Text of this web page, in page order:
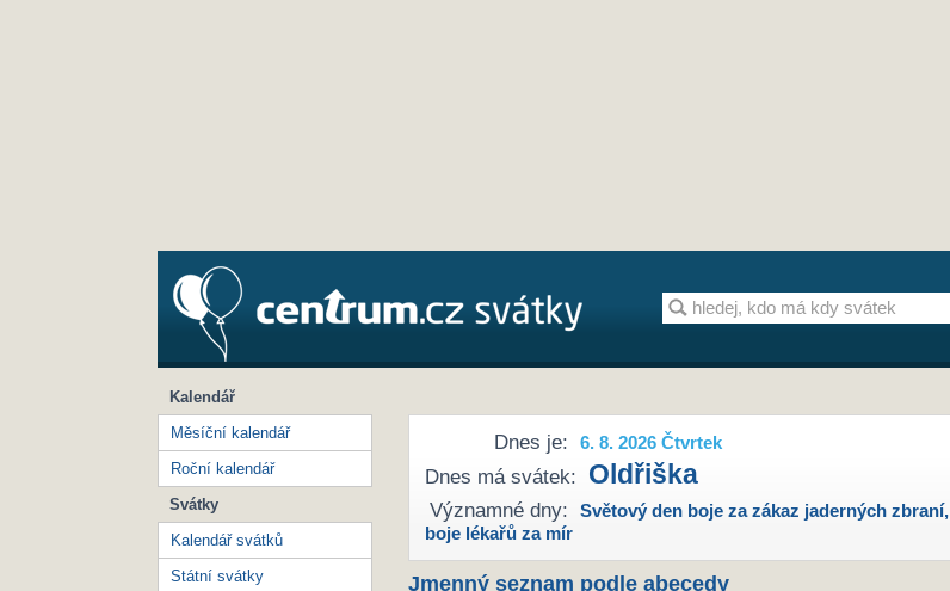
Dnes je: 6. 8. 2026 Čtvrtek
Dnes má svátek: Oldřiška
Významné dny: Světový den boje za zákaz jaderných zbraní,
boje lékařů za mír
Jmenný seznam podle abecedy
Kalendář
Měsíční kalendář
Roční kalendář
Svátky
Kalendář svátků
Státní svátky